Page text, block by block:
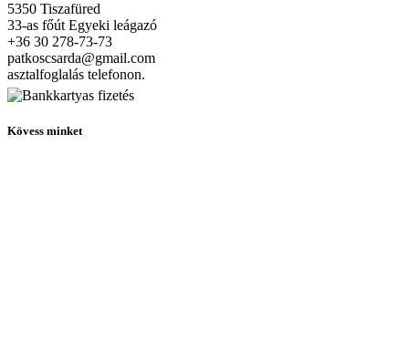
5350 Tiszafüred
33-as főút Egyeki leágazó
+36 30 278-73-73
patkoscsarda@gmail.com
asztalfoglalás telefonon.
Kövess minket